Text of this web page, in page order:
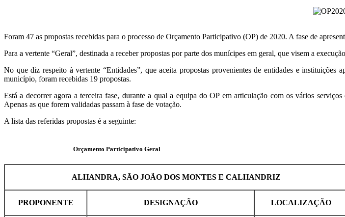
Foram 47 as propostas recebidas para o processo de Orçamento Participativo (OP) de 2020. A fase de
Para a vertente “Geral”, destinada a receber propostas por parte dos munícipes em geral, que visem a
No que diz respeito à vertente “Entidades”, que aceita propostas provenientes de entidades e
município, foram recebidas 19 propostas.
Está a decorrer agora a terceira fase, durante a qual a equipa do OP em articulação com os vários
Apenas as que forem validadas passam à fase de votação.
A lista das referidas propostas é a seguinte:
Orçamento Participativo Geral
ALHANDRA, SÃO JOÃO DOS MONTES E CALHANDRIZ
PROPONENTE DESIGNAÇÃO LOCALIZAÇÃO